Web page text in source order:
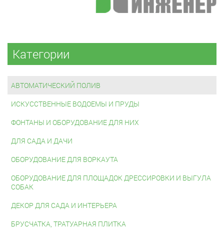
Категории
АВТОМАТИЧЕСКИЙ ПОЛИВ
ИСКУССТВЕННЫЕ ВОДОЕМЫ И ПРУДЫ
ФОНТАНЫ И ОБОРУДОВАНИЕ ДЛЯ НИХ
ДЛЯ САДА И ДАЧИ
ОБОРУДОВАНИЕ ДЛЯ ВОРКАУТА
ОБОРУДОВАНИЕ ДЛЯ ПЛОЩАДОК ДРЕССИРОВКИ И ВЫГУЛА
СОБАК
ДЕКОР ДЛЯ САДА И ИНТЕРЬЕРА
БРУСЧАТКА, ТРАТУАРНАЯ ПЛИТКА